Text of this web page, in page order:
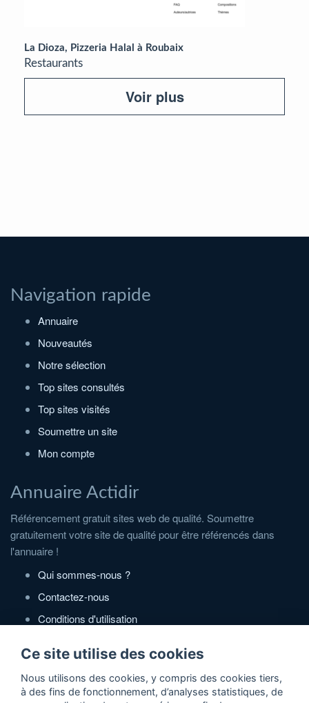
La Dioza, Pizzeria Halal à Roubaix
Restaurants
Voir plus
Navigation rapide
Annuaire
Nouveautés
Notre sélection
Top sites consultés
Top sites visités
Soumettre un site
Mon compte
Annuaire Actidir
Référencement gratuit sites web de qualité. Soumettre
gratuitement votre site de qualité pour être référencés dans
l'annuaire !
Qui sommes-nous ?
Contactez-nous
Conditions d'utilisation
Partenaires
Ce site utilise des cookies
Nous utilisons des cookies, y compris des cookies tiers,
à des fins de fonctionnement, d’analyses statistiques, de